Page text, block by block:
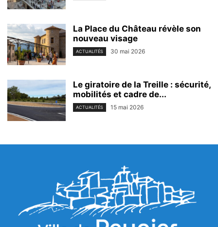
La Place du Château révèle son
nouveau visage
ACTUALITÉS 30 mai 2026
Le giratoire de la Treille : sécurité,
mobilités et cadre de...
ACTUALITÉS 15 mai 2026